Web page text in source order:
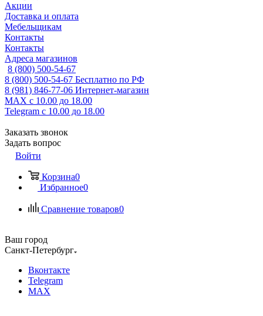
Акции
Доставка и оплата
Мебельщикам
Контакты
Контакты
Адреса магазинов
8 (800) 500-54-67
8 (800) 500-54-67 Бесплатно по РФ
8 (981) 846-77-06 Интернет-магазин
MAX с 10.00 до 18.00
Telegram с 10.00 до 18.00
Заказать звонок
Задать вопрос
Войти
Корзина0
Избранное0
Сравнение товаров0
Ваш город
Санкт-Петербург
Вконтакте
Telegram
MAX